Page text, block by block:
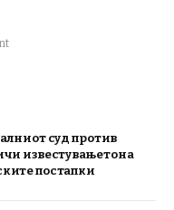
суд против
известувањето на
постапки